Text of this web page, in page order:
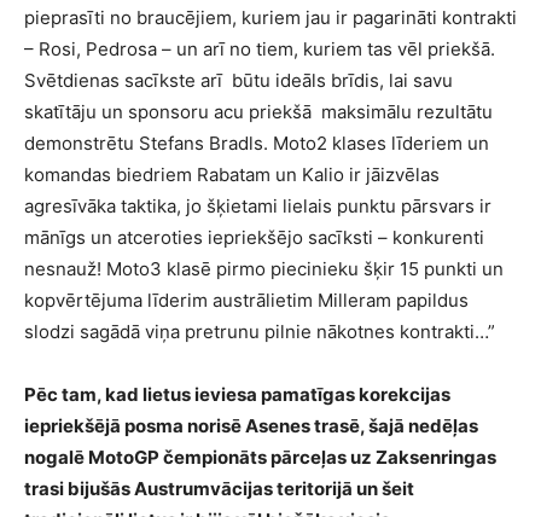
pieprasīti no braucējiem, kuriem jau ir pagarināti kontrakti
– Rosi, Pedrosa – un arī no tiem, kuriem tas vēl priekšā.
Svētdienas sacīkste arī būtu ideāls brīdis, lai savu
skatītāju un sponsoru acu priekšā maksimālu rezultātu
demonstrētu Stefans Bradls. Moto2 klases līderiem un
komandas biedriem Rabatam un Kalio ir jāizvēlas
agresīvāka taktika, jo šķietami lielais punktu pārsvars ir
mānīgs un atceroties iepriekšējo sacīksti – konkurenti
nesnauž! Moto3 klasē pirmo piecinieku šķir 15 punkti un
kopvērtējuma līderim austrālietim Milleram papildus
slodzi sagādā viņa pretrunu pilnie nākotnes kontrakti…”
Pēc tam, kad lietus ieviesa pamatīgas korekcijas
iepriekšējā posma norisē Asenes trasē, šajā nedēļas
nogalē MotoGP čempionāts pārceļas uz Zaksenringas
trasi bijušās Austrumvācijas teritorijā un šeit